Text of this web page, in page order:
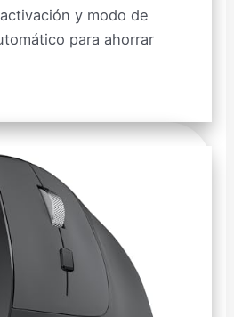
y modo de
para ahorrar